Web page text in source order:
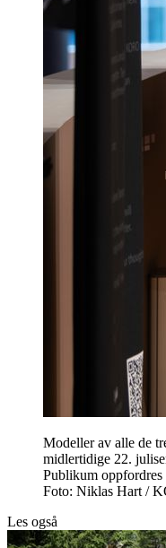
Modeller av alle de
midlertidige 22.
Publikum
Foto: Niklas Hart /
Les også